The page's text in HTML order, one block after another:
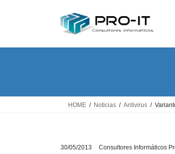
HOME Noticias Antivirus
30/05/2013 Consultores Informáticos